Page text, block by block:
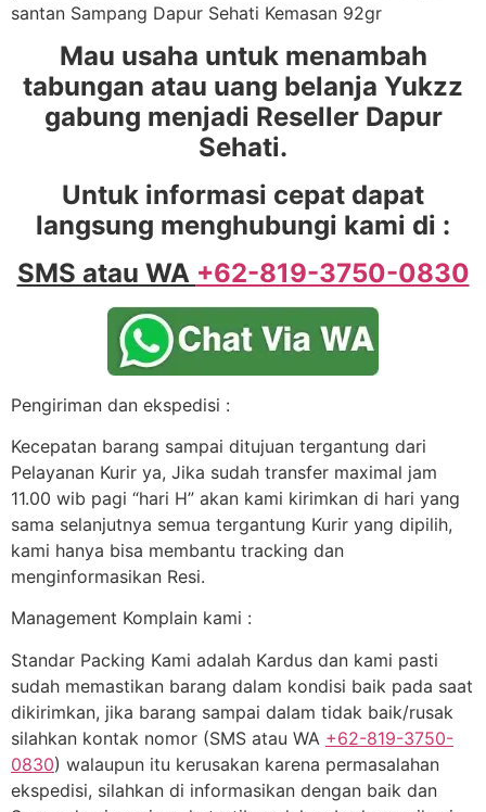
santan Sampang Dapur Sehati Kemasan 92gr
Mau usaha untuk menambah
tabungan atau uang belanja Yukzz
gabung menjadi Reseller Dapur
Sehati.
Untuk informasi cepat dapat
langsung menghubungi kami di :
SMS atau WA +62-819-3750-0830
Pengiriman dan ekspedisi :
Kecepatan barang sampai ditujuan tergantung dari
Pelayanan Kurir ya, Jika sudah transfer maximal jam
11.00 wib pagi “hari H” akan kami kirimkan di hari yang
sama selanjutnya semua tergantung Kurir yang dipilih,
kami hanya bisa membantu tracking dan
menginformasikan Resi.
Management Komplain kami :
Standar Packing Kami adalah Kardus dan kami pasti
sudah memastikan barang dalam kondisi baik pada saat
dikirimkan, jika barang sampai dalam tidak baik/rusak
silahkan kontak nomor (SMS atau WA +62-819-3750-
0830) walaupun itu kerusakan karena permasalahan
ekspedisi, silahkan di informasikan dengan baik dan